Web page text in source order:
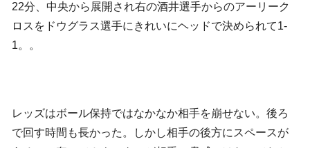
22分、中央から展開され右の酒井選手からのアーリーク
ロスをドウグラス選手にきれいにヘッドで決められて1-
1。。
レッズはボール保持ではなかなか相手を崩せない。後ろ
で回す時間も長かった。しかし相手の後方にスペースが